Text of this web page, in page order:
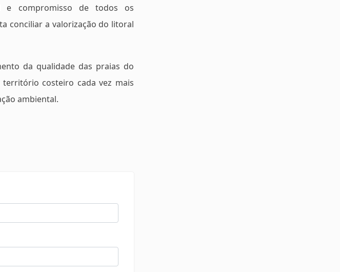
e compromisso de todos os
conciliar a valorização do litoral
da qualidade das praias do
costeiro cada vez mais
ambiental.